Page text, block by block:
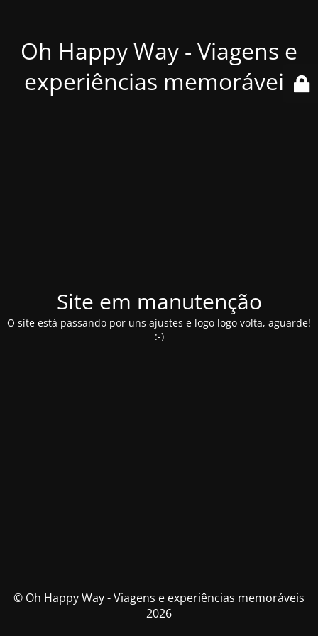
Oh Happy Way - Viagens e
experiências memoráveis
Site em manutenção
O site está passando por uns ajustes e logo logo volta, aguarde!
:-)
© Oh Happy Way - Viagens e experiências memoráveis
2026